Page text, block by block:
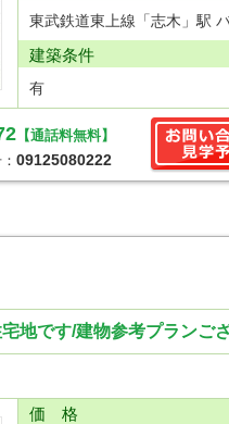
東武鉄道東上線「志木」駅
建築条件
有
【通話料無料】
：09125080222
地です/建物参考プランご
価 格